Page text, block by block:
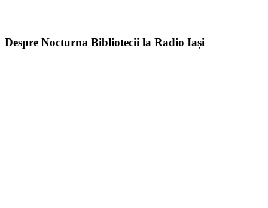
Despre Nocturna Bibliotecii la Radio Iași